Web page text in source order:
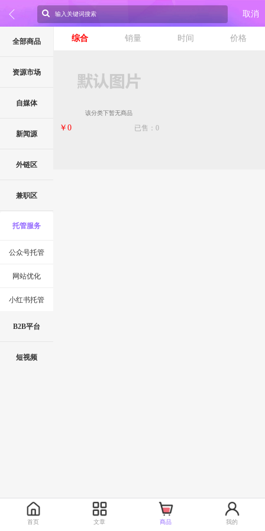
取消
首页 文章 商品 我的
全部商品
资源市场
自媒体
新闻源
外链区
兼职区
托管服务
公众号托管
网站优化
小红书托管
B2B平台
短视频
综合 销量 时间 价格
该分类下暂无商品
￥0 已售：0